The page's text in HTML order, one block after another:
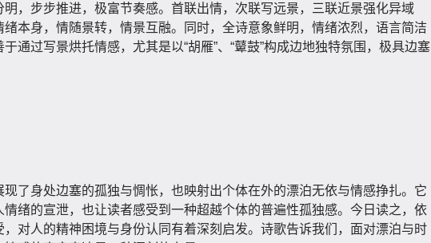
明，步步推进，极富节奏感。首联出情，次联写远景，三联近景强化异域
绪本身，情随景转，情景互融。同时，全诗意象鲜明，情绪浓烈，语言简洁
通过写景烘托情感，尤其是以“胡雁”、“鼙鼓”构成边地独特氛围，极具边塞
现了身处边塞的孤独与惆怅，也映射出个体在外的漂泊无依与情感挣扎。它
情绪的宣泄，也让读者感受到一种超越个体的普遍性孤独感。今日读之，依
，对人的精神困境与身份认同有着深刻启发。诗歌告诉我们，面对漂泊与时